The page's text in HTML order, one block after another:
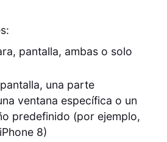
pantalla, ambas o solo
una parte
ventana específica o un
predefinido (por ejemplo,
8)